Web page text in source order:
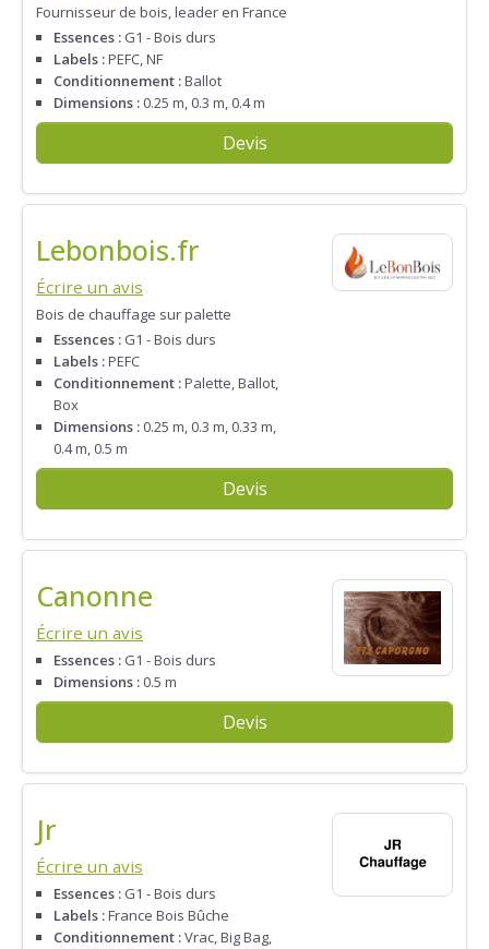
Fournisseur de bois, leader en France
Essences : G1 - Bois durs
Labels :PEFC, NF
Conditionnement :Ballot
Dimensions : 0.25 m, 0.3 m, 0.4 m
Devis
Lebonbois.fr
Écrire un avis
Bois de chauffage sur palette
Essences : G1 - Bois durs
Labels :PEFC
Conditionnement :Palette, Ballot,
Box
Dimensions : 0.25 m, 0.3 m, 0.33 m,
0.4 m, 0.5 m
Devis
Canonne
Écrire un avis
Essences : G1 - Bois durs
Dimensions : 0.5 m
Devis
Jr
Écrire un avis
Essences : G1 - Bois durs
Labels :France Bois Bûche
Conditionnement :Vrac, Big Bag,